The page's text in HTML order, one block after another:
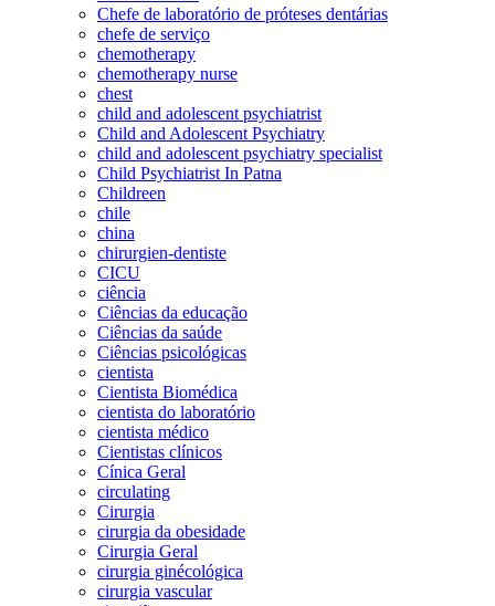
Chefe de laboratório de próteses dentárias
chefe de serviço
chemotherapy
chemotherapy nurse
chest
child and adolescent psychiatrist
Child and Adolescent Psychiatry
child and adolescent psychiatry specialist
Child Psychiatrist In Patna
Childreen
chile
china
chirurgien-dentiste
CICU
ciência
Ciências da educação
Ciências da saúde
Ciências psicológicas
cientista
Cientista Biomédica
cientista do laboratório
cientista médico
Cientistas clínicos
Cínica Geral
circulating
Cirurgia
cirurgia da obesidade
Cirurgia Geral
cirurgia ginécológica
cirurgia vascular